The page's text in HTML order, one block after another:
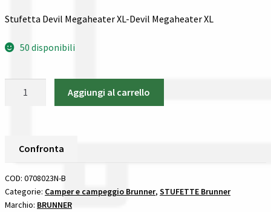
Confronta
Confronta
I nostri negozi
Spedizioni in europa
Spedizioni in italia
Stufetta Devil Megaheater XL-Devil Megaheater XL
50 disponibili
Brunner
quantità
Aggiungi al carrello
Confronta
COD: 0708023N-B
Categorie: Camper e campeggio Brunner, STUFETTE Brunner
Marchio: BRUNNER